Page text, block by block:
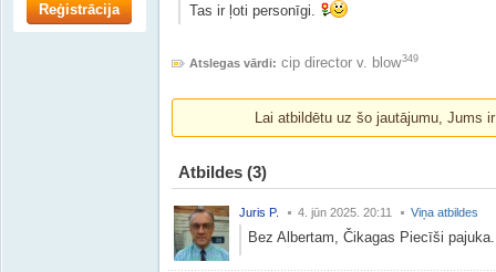
Tas ir ļoti personīgi.
Atslegas vārdi: cip director v. blow349
Lai atbildētu uz šo jautājumu, Jums
Atbildes (3)
Juris P. 4. jūn 2025. 20:11 Viņa atbildes
Bez Albertam, Čikagas Piecīši
Reģistrācija